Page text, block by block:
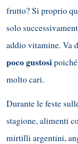
frutto? Si proprio
solo
addio vitamine. Va
poco gustosi
molto cari.
Durante le feste
stagione, alimenti
mirtilli argentini,